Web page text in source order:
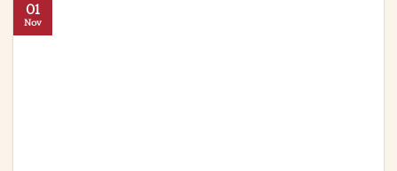
01
Nov